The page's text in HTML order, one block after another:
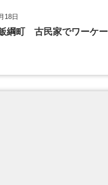
18日
綱町 古民家でワーケー